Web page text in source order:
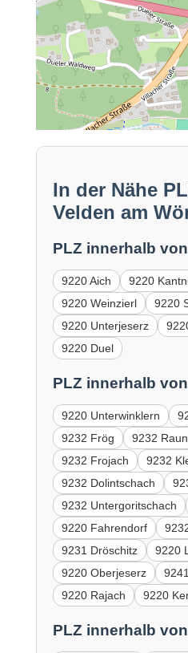
In der Nähe
Velden am
PLZ innerhalb
9220 Aich 9220
9220 Weinzierl
9220
9220 Unterjeserz
9220 Duel
PLZ innerhalb
9220 Unterwinklern
9232 Frög
9232 Raun
9232 Frojach
9232
9232 Dolintschach
9232 Untergoritschach
9220 Fahrendorf
9231 Dröschitz
9220
9220 Oberjeserz
9220 Rajach
9220
PLZ innerhalb